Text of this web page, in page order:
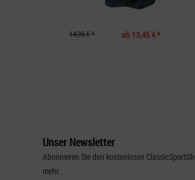
ab 13,45 € *
14,95 € *
Unser Newsletter
Abonnieren Sie den kostenlosen
mehr.